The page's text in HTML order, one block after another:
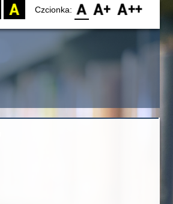
BY Czcionka: F0 F1 F2